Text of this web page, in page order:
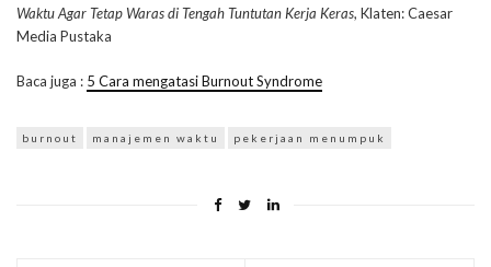
Waktu Agar Tetap Waras di Tengah Tuntutan Kerja Keras, Klaten: Caesar
Media Pustaka
Baca juga : 5 Cara mengatasi Burnout Syndrome
burnout manajemen waktu pekerjaan menumpuk